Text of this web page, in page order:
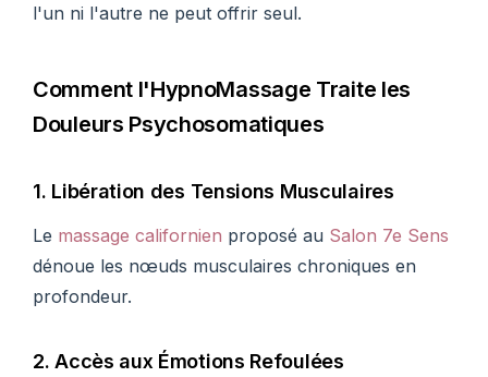
l'un ni l'autre ne peut offrir seul.
Comment l'HypnoMassage Traite les
Douleurs Psychosomatiques
1. Libération des Tensions Musculaires
Le massage californien proposé au Salon 7e Sens
dénoue les nœuds musculaires chroniques en
profondeur.
2. Accès aux Émotions Refoulées